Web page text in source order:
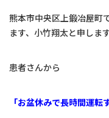
はじめての方へ
ブログ
交通アクセス
熊本市中央区上鍛冶屋町
ます、小竹翔太と申します
患者さんから
「お盆休みで長時間運転